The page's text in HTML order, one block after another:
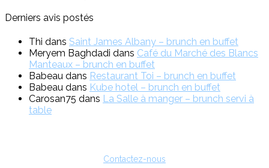
Derniers avis postés
Thi dans Saint James Albany – brunch en buffet
Meryem Baghdadi dans Café du Marché des Blancs
Manteaux – brunch en buffet
Babeau dans Restaurant Toi – brunch en buffet
Babeau dans Kube hotel – brunch en buffet
Carosan75 dans La Salle à manger – brunch servi à
table
Contactez-nous